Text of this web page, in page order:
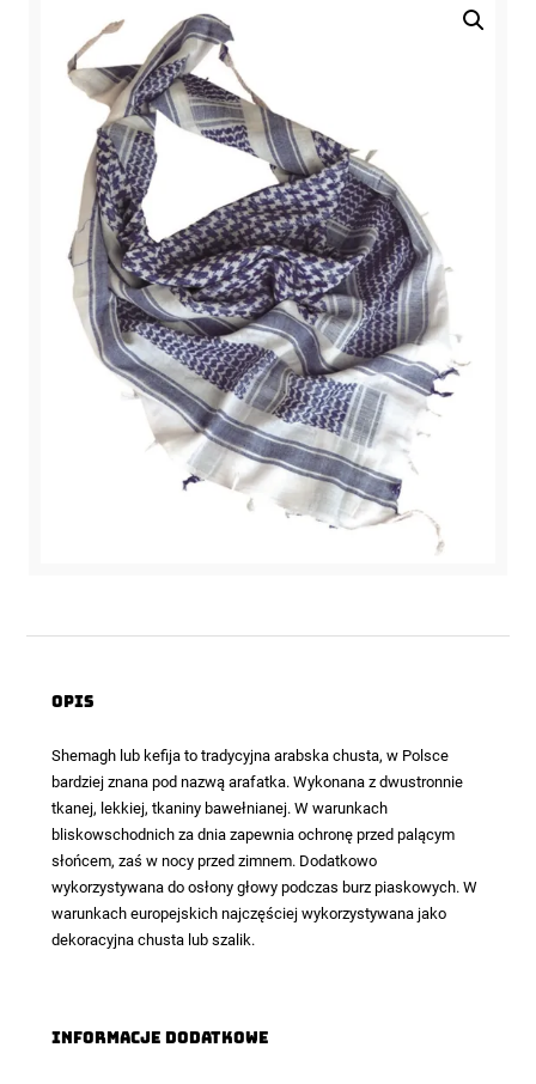
Opis
Shemagh lub kefija to tradycyjna arabska chusta, w Polsce
bardziej znana pod nazwą arafatka. Wykonana z dwustronnie
tkanej, lekkiej, tkaniny bawełnianej. W warunkach
bliskowschodnich za dnia zapewnia ochronę przed palącym
słońcem, zaś w nocy przed zimnem. Dodatkowo
wykorzystywana do osłony głowy podczas burz piaskowych. W
warunkach europejskich najczęściej wykorzystywana jako
dekoracyjna chusta lub szalik.
Informacje dodatkowe